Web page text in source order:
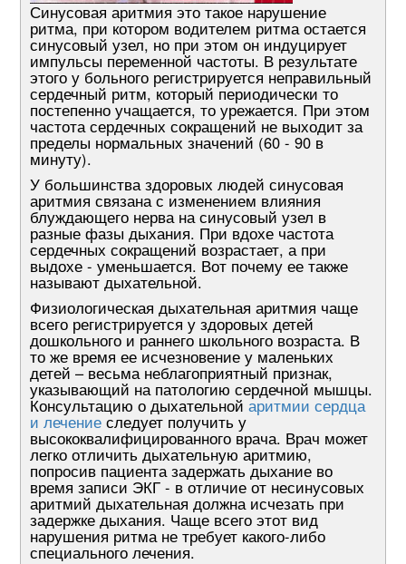
Синусовая аритмия это такое нарушение
ритма, при котором водителем ритма остается
синусовый узел, но при этом он индуцирует
импульсы переменной частоты. В результате
этого у больного регистрируется неправильный
сердечный ритм, который периодически то
постепенно учащается, то урежается. При этом
частота сердечных сокращений не выходит за
пределы нормальных значений (60 - 90 в
минуту).
У большинства здоровых людей синусовая
аритмия связана с изменением влияния
блуждающего нерва на синусовый узел в
разные фазы дыхания. При вдохе частота
сердечных сокращений возрастает, а при
выдохе - уменьшается. Вот почему ее также
называют дыхательной.
Физиологическая дыхательная аритмия чаще
всего регистрируется у здоровых детей
дошкольного и раннего школьного возраста. В
то же время ее исчезновение у маленьких
детей – весьма неблагоприятный признак,
указывающий на патологию сердечной мышцы.
Консультацию о дыхательной аритмии сердца
и лечение следует получить у
высококвалифицированного врача. Врач может
легко отличить дыхательную аритмию,
попросив пациента задержать дыхание во
время записи ЭКГ - в отличие от несинусовых
аритмий дыхательная должна исчезать при
задержке дыхания. Чаще всего этот вид
нарушения ритма не требует какого-либо
специального лечения.